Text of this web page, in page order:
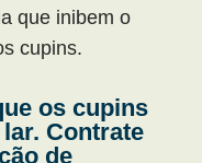
que inibem o
cupins.
os cupins
Contrate
de